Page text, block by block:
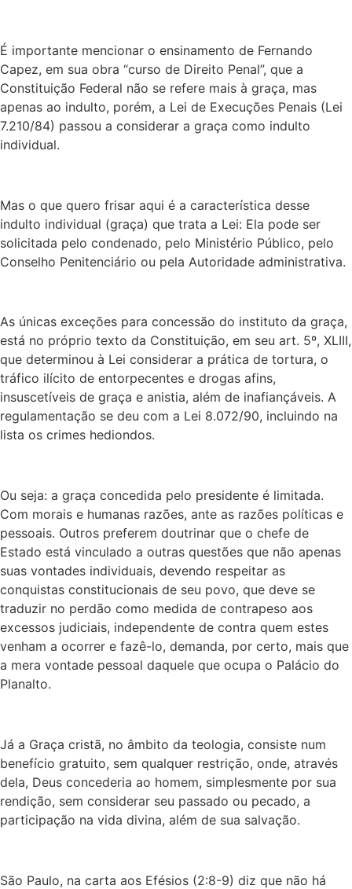
É importante mencionar o ensinamento de Fernando
Capez, em sua obra “curso de Direito Penal”, que a
Constituição Federal não se refere mais à graça, mas
apenas ao indulto, porém, a Lei de Execuções Penais (Lei
7.210/84) passou a considerar a graça como indulto
individual.
Mas o que quero frisar aqui é a característica desse
indulto individual (graça) que trata a Lei: Ela pode ser
solicitada pelo condenado, pelo Ministério Público, pelo
Conselho Penitenciário ou pela Autoridade administrativa.
As únicas exceções para concessão do instituto da graça,
está no próprio texto da Constituição, em seu art. 5º, XLIII,
que determinou à Lei considerar a prática de tortura, o
tráfico ilícito de entorpecentes e drogas afins,
insuscetíveis de graça e anistia, além de inafiançáveis. A
regulamentação se deu com a Lei 8.072/90, incluindo na
lista os crimes hediondos.
Ou seja: a graça concedida pelo presidente é limitada.
Com morais e humanas razões, ante as razões políticas e
pessoais. Outros preferem doutrinar que o chefe de
Estado está vinculado a outras questões que não apenas
suas vontades individuais, devendo respeitar as
conquistas constitucionais de seu povo, que deve se
traduzir no perdão como medida de contrapeso aos
excessos judiciais, independente de contra quem estes
venham a ocorrer e fazê-lo, demanda, por certo, mais que
a mera vontade pessoal daquele que ocupa o Palácio do
Planalto.
Já a Graça cristã, no âmbito da teologia, consiste num
benefício gratuito, sem qualquer restrição, onde, através
dela, Deus concederia ao homem, simplesmente por sua
rendição, sem considerar seu passado ou pecado, a
participação na vida divina, além de sua salvação.
São Paulo, na carta aos Efésios (2:8-9) diz que não há